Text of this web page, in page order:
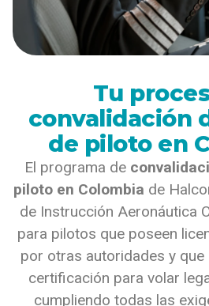
Tu
convalidación
de piloto en
El programa de
piloto en Colombia de
de Instrucción Aeronáutica
para pilotos que poseen
por otras autoridades y que
certificación para volar
cumpliendo todas las